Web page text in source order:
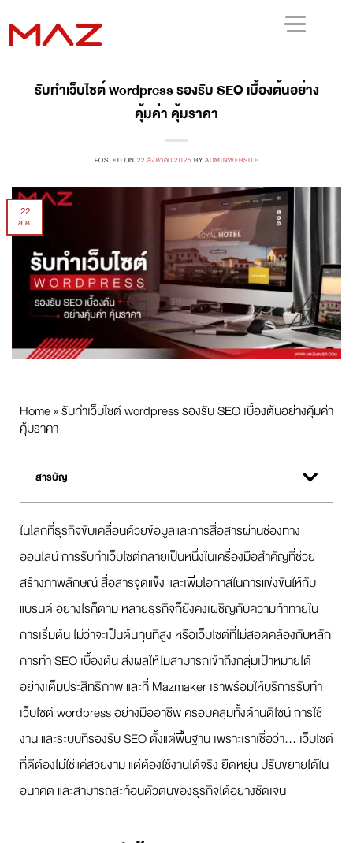
รับทำเว็บไซต์ wordpress รองรับ SEO เบื้องต้นอย่าง
คุ้มค่า คุ้มราคา
POSTED ON 22 สิงหาคม 2025 BYADMINWEBSITE
22
ส.ค.
Home»รับทำเว็บไซต์ wordpress รองรับ SEO เบื้องต้นอย่างคุ้มค่า
คุ้มราคา
สารบัญ
ในโลกที่ธุรกิจขับเคลื่อนด้วยข้อมูลและการสื่อสารผ่านช่องทาง
ออนไลน์ การรับทำเว็บไซต์กลายเป็นหนึ่งในเครื่องมือสำคัญที่ช่วย
สร้างภาพลักษณ์ สื่อสารจุดแข็ง และเพิ่มโอกาสในการแข่งขันให้กับ
แบรนด์ อย่างไรก็ตาม หลายธุรกิจก็ยังคงเผชิญกับความท้าทายใน
การเริ่มต้น ไม่ว่าจะเป็นต้นทุนที่สูง หรือเว็บไซต์ที่ไม่สอดคล้องกับหลัก
การทำ SEO เบื้องต้น ส่งผลให้ไม่สามารถเข้าถึงกลุ่มเป้าหมายได้
อย่างเต็มประสิทธิภาพ และที่ Mazmaker เราพร้อมให้บริการรับทำ
เว็บไซต์ wordpress อย่างมืออาชีพ ครอบคลุมทั้งด้านดีไซน์ การใช้
งาน และระบบที่รองรับ SEO ตั้งแต่พื้นฐาน เพราะเราเชื่อว่า… เว็บไซต์
ที่ดีต้องไม่ใช่แค่สวยงาม แต่ต้องใช้งานได้จริง ยืดหยุ่น ปรับขยายได้ใน
อนาคต และสามารถสะท้อนตัวตนของธุรกิจได้อย่างชัดเจน